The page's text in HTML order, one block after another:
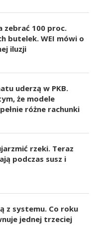
zebrać 100 proc.
butelek. WEI mówi o
iluzji
uderzą w PKB.
że modele
różne rachunki
rzeki. Teraz
podczas susz i
z systemu. Co roku
jednej trzeciej